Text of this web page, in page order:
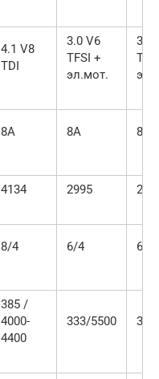
4.1 V8
TDI
3.0 V6
TFSI +
эл.мот.
3.0
8A 8A 8A
4134 2995
8/4 6/4 6/4
385 /
4000-
4400
333/5500